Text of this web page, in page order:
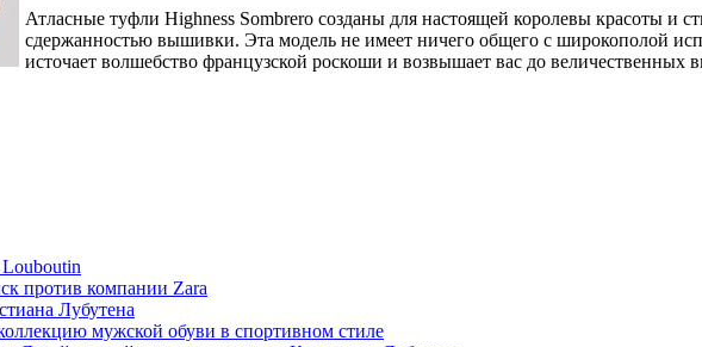
Атласные туфли Highness Sombrero созданы для настоящей королевы красоты и
сдержанностью вышивки. Эта модель не имеет ничего общего с широкополой
источает волшебство французской роскоши и возвышает вас до величественных
против компании Zara
Лубутена
мужской обуви в спортивном стиле